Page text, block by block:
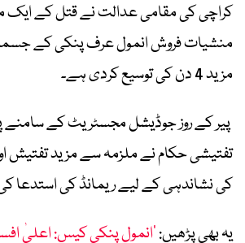
کراچی کی مقامی عدالت نے قتل کے ایک
منشیات فروش انمول عرف پنکی کے
مزید 4 دن کی توسیع کردی ہے۔
پیر کے روز جوڈیشل مجسٹریٹ کے سامنے
تفتیشی حکام نے ملزمہ سے مزید تفتیش
کی نشاندہی کے لیے ریمانڈ کی استدعا
یہ بھی پڑھیں:’انمول پنکی کیس: اعلیٰ